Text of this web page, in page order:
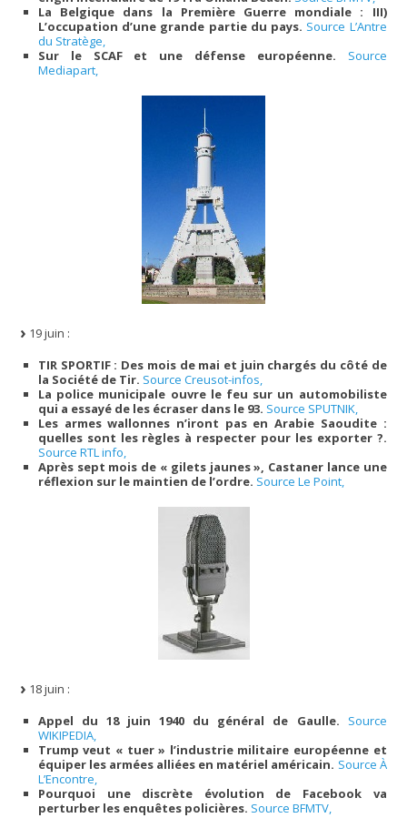
La Belgique dans la Première Guerre mondiale : III)
L’occupation d’une grande partie du pays. Source L’Antre
du Stratège,
Sur le SCAF et une défense européenne. Source
Mediapart,
19 juin :
TIR SPORTIF : Des mois de mai et juin chargés du côté de
la Société de Tir. Source Creusot-infos,
La police municipale ouvre le feu sur un automobiliste
qui a essayé de les écraser dans le 93. Source SPUTNIK,
Les armes wallonnes n’iront pas en Arabie Saoudite :
quelles sont les règles à respecter pour les exporter ?.
Source RTL info,
Après sept mois de « gilets jaunes », Castaner lance une
réflexion sur le maintien de l’ordre. Source Le Point,
18 juin :
Appel du 18 juin 1940 du général de Gaulle. Source
WIKIPEDIA,
Trump veut « tuer » l’industrie militaire européenne et
équiper les armées alliées en matériel américain. Source À
L’Encontre,
Pourquoi une discrète évolution de Facebook va
perturber les enquêtes policières. Source BFMTV,